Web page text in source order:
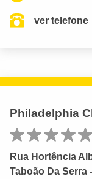
ver telefone
Philadelphia
Rua Hortência
Taboão Da Serra